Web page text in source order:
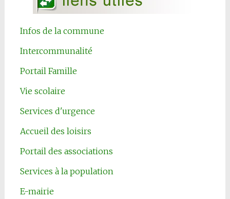
Infos de la commune
Intercommunalité
Portail Famille
Vie scolaire
Services d'urgence
Accueil des loisirs
Portail des associations
Services à la population
E-mairie